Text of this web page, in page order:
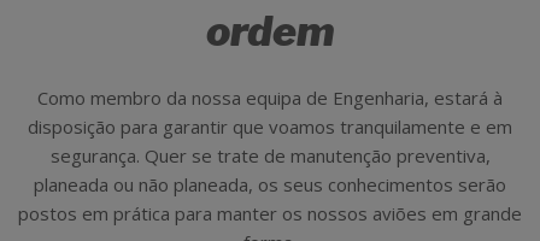
ordem
Como membro da nossa equipa de Engenharia, estará à
disposição para garantir que voamos tranquilamente e em
segurança. Quer se trate de manutenção preventiva,
planeada ou não planeada, os seus conhecimentos serão
postos em prática para manter os nossos aviões em grande